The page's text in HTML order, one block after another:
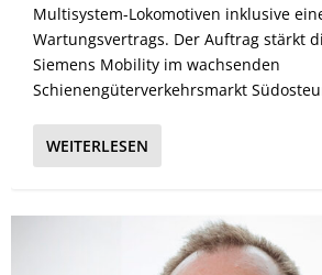
Multisystem-Lokomotiven inklusive
Wartungsvertrags. Der Auftrag stärkt
Siemens Mobility im wachsenden
Schienengüterverkehrsmarkt
WEITERLESEN